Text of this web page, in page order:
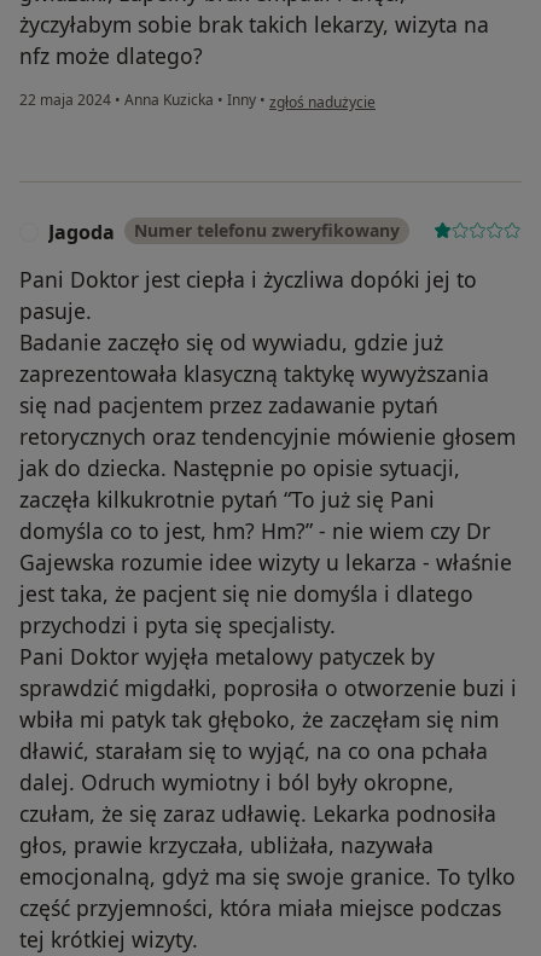
życzyłabym sobie brak takich lekarzy, wizyta na
nfz może dlatego?
22 maja 2024 • Anna Kuzicka • Inny • w opinii użytkownika Mo
zgłoś nadużycie
Jagoda Numer telefonu zweryfikowany
Pani Doktor jest ciepła i życzliwa dopóki jej to
pasuje.
Badanie zaczęło się od wywiadu, gdzie już
zaprezentowała klasyczną taktykę wywyższania
się nad pacjentem przez zadawanie pytań
retorycznych oraz tendencyjnie mówienie głosem
jak do dziecka. Następnie po opisie sytuacji,
zaczęła kilkukrotnie pytań “To już się Pani
domyśla co to jest, hm? Hm?” - nie wiem czy Dr
Gajewska rozumie idee wizyty u lekarza - właśnie
jest taka, że pacjent się nie domyśla i dlatego
przychodzi i pyta się specjalisty.
Pani Doktor wyjęła metalowy patyczek by
sprawdzić migdałki, poprosiła o otworzenie buzi i
wbiła mi patyk tak głęboko, że zaczęłam się nim
dławić, starałam się to wyjąć, na co ona pchała
dalej. Odruch wymiotny i ból były okropne,
czułam, że się zaraz udławię. Lekarka podnosiła
głos, prawie krzyczała, ubliżała, nazywała
emocjonalną, gdyż ma się swoje granice. To tylko
część przyjemności, która miała miejsce podczas
tej krótkiej wizyty.